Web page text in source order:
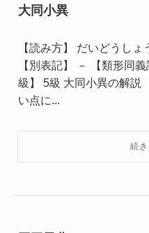
大同小異
【読み方】 だいどうし
【別表記】 － 【類形同
級】 5級 大同小異の解説
い点に...